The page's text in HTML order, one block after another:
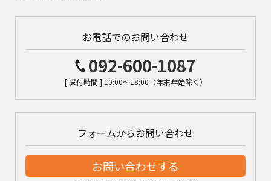
お電話でのお問い合わせ
092-600-1087
[ 受付時間 ] 10:00～18:00（年末年始除く）
フォームからお問い合わせ
お問い合わせする